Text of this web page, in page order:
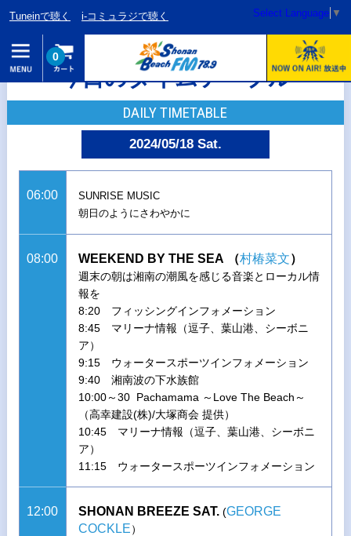
Tuneinで聴く i-コミュラジで聴く Select Language ▼
0
今日のタイムテーブル
DAILY TIMETABLE
2024/05/18 Sat.
06:00
SUNRISE MUSIC
朝日のようにさわやかに
08:00 WEEKEND BY THE SEA （村椿菜文）
週末の朝は湘南の潮風を感じる音楽とローカル情
報を
8:20 フィッシングインフォメーション
8:45 マリーナ情報（逗子、葉山港、シーボニ
ア）
9:15 ウォータースポーツインフォメーション
9:40 湘南波の下水族館
10:00～30 Pachamama ～Love The Beach～
（高幸建設(株)/大塚商会 提供）
10:45 マリーナ情報（逗子、葉山港、シーボニ
ア）
11:15 ウォータースポーツインフォメーション
12:00 SHONAN BREEZE SAT.(GEORGE
COCKLE）